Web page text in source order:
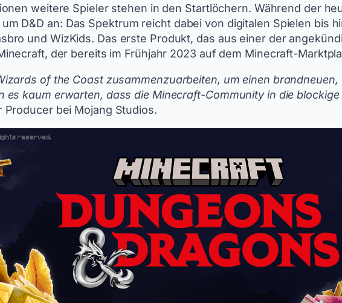
weitere Spieler stehen in den Startlöchern. Während der
D&D an: Das Spektrum reicht dabei von digitalen Spielen bis
und WizKids. Das erste Produkt, das aus einer der
der bereits im Frühjahr 2023 auf dem Minecraft-
of the Coast zusammenzuarbeiten, um einen
kaum erwarten, dass die Minecraft-Community in die
Producer bei Mojang Studios.